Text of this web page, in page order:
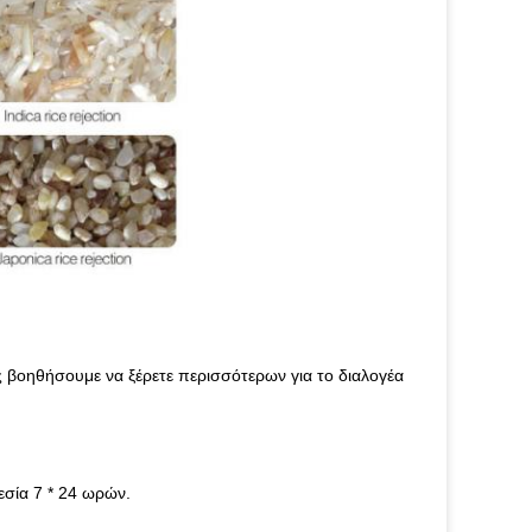
να ξέρετε περισσότερων για το διαλογέα
7 * 24 ωρών.